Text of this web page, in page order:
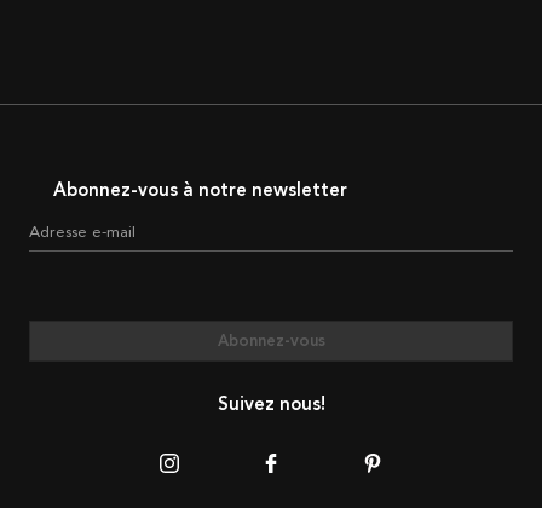
Abonnez-vous à notre newsletter
Adresse e-mail
Abonnez-vous
Suivez nous!